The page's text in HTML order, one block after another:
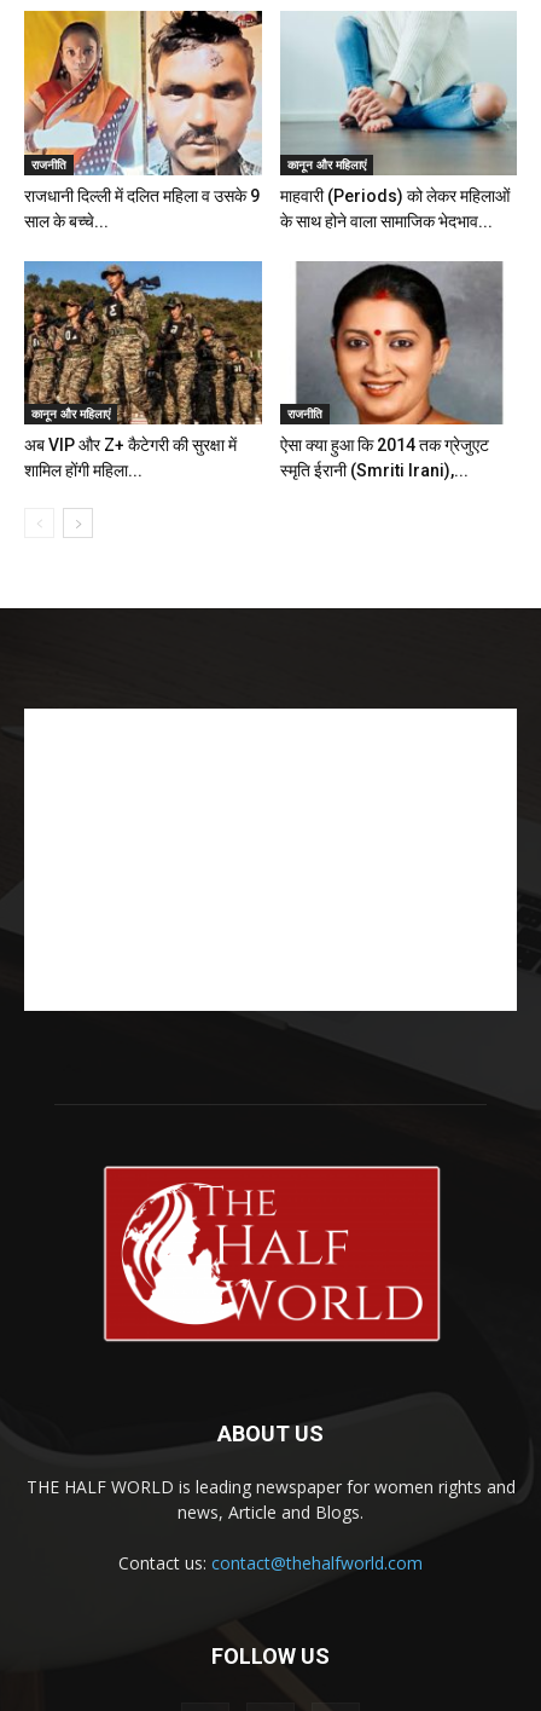
राजनीति
राजधानी दिल्ली में दलित महिला व उसके 9
साल के बच्चे...
कानून और महिलाएं
माहवारी (Periods) को लेकर महिलाओं
के साथ होने वाला सामाजिक भेदभाव...
कानून और महिलाएं
अब VIP और Z+ कैटेगरी की सुरक्षा में
शामिल होंगी महिला...
राजनीति
ऐसा क्या हुआ कि 2014 तक ग्रेजुएट
स्मृति ईरानी (Smriti Irani),...
ABOUT US
THE HALF WORLD is leading newspaper for women rights and
news, Article and Blogs.
Contact us: contact@thehalfworld.com
FOLLOW US